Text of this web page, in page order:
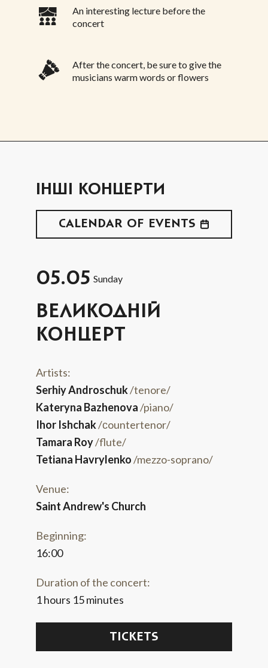
An interesting lecture before the
concert
After the concert, be sure to give the
musicians warm words or flowers
ІНШІ КОНЦЕРТИ
CALENDAR OF EVENTS
05.05 Sunday
ВЕЛИКОДНІЙ
КОНЦЕРТ
Artists:
Serhiy Androschuk/tenore/
Kateryna Bazhenova/piano/
Ihor Ishchak/сountertenor/
Tamara Roy/flute/
Tetiana Havrylenko/mezzo-soprano/
Venue:
Saint Andrew's Church
Beginning:
16:00
Duration of the concert:
1 hours 15 minutes
TICKETS